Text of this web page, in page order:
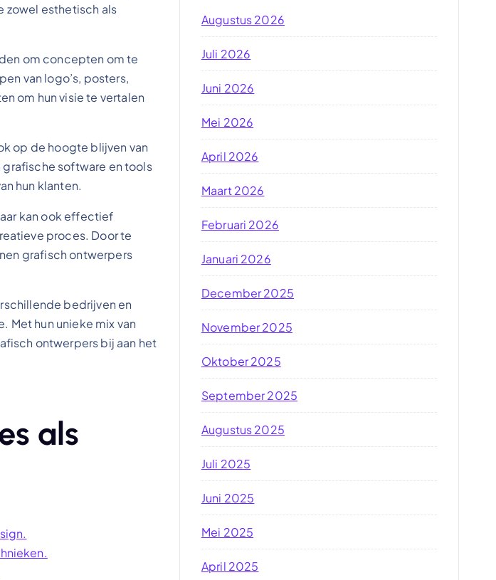
zowel esthetisch als
om concepten om te
van logo’s, posters,
om hun visie te vertalen
op de hoogte blijven van
software en tools
hun klanten.
kan ook effectief
proces. Door te
grafisch ontwerpers
bedrijven en
hun unieke mix van
ontwerpers bij aan het
als
Augustus 2026
Juli 2026
Juni 2026
Mei 2026
April 2026
Maart 2026
Februari 2026
Januari 2026
December 2025
November 2025
Oktober 2025
September 2025
Augustus 2025
Juli 2025
Juni 2025
Mei 2025
April 2025